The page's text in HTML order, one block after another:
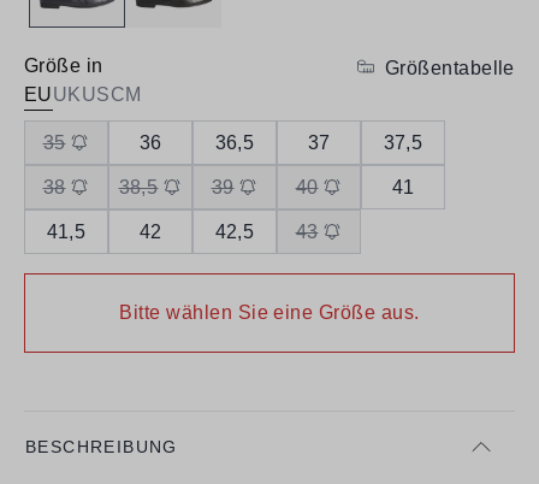
Größe in
EUUKUSCM
Größentabelle
35 36 36,5 37 37,5
38 38,5 39 40 41
41,5 42 42,5 43
Bitte wählen Sie eine Größe aus.
BESCHREIBUNG